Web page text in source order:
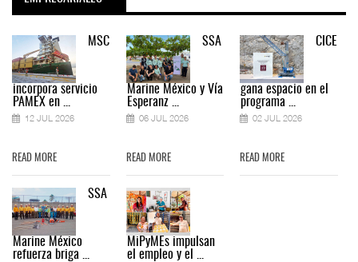
MSC
incorpora servicio
PAMEX en ...
12 JUL 2026
READ MORE
SSA
Marine México
refuerza briga ...
SSA
Marine México y Vía
Esperanz ...
06 JUL 2026
READ MORE
MiPyMEs impulsan
el empleo y el ...
CICE
gana espacio en el
programa ...
02 JUL 2026
READ MORE